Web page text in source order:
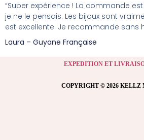
“Super expérience ! La commande
je ne le pensais. Les bijoux sont
est excellente. Je recommande sans
Laura – Guyane Française
EXPEDITION ET
COPYRIGHT © 2026 KELLZ